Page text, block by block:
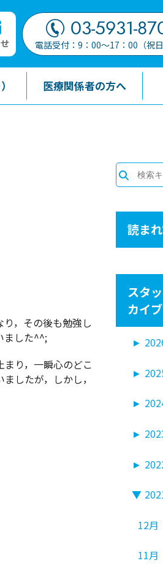
03-5931-
電話受付：9：00～17：00（祝日
医療関係者の方へ
，その後も勉強し
ました^^;
り，一瞬心のどこ
したが，しかし，
読ま
スタ
カイブ
►
►
►
►
►
▼
12月
11月